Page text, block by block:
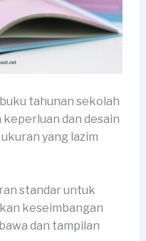
tahunan sekolah
dan desain
yang lazim
standar untuk
keseimbangan
dan tampilan